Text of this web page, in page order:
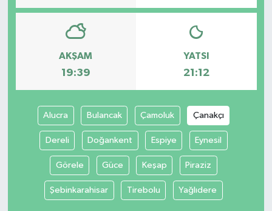
AKŞAM
19:39
YATSI
21:12
Alucra Bulancak Çamoluk Çanakçı
Dereli Doğankent Espiye Eynesil
Görele Güce Keşap Piraziz
Şebinkarahisar Tirebolu Yağlıdere
YAYLADERE
YEDİSU